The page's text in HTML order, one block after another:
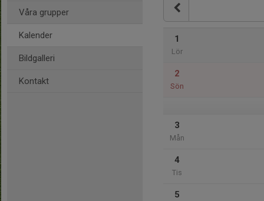
Våra grupper
Kalender
Bildgalleri
Kontakt
1
Lör
2
Sön
3
Mån
4
Tis
5